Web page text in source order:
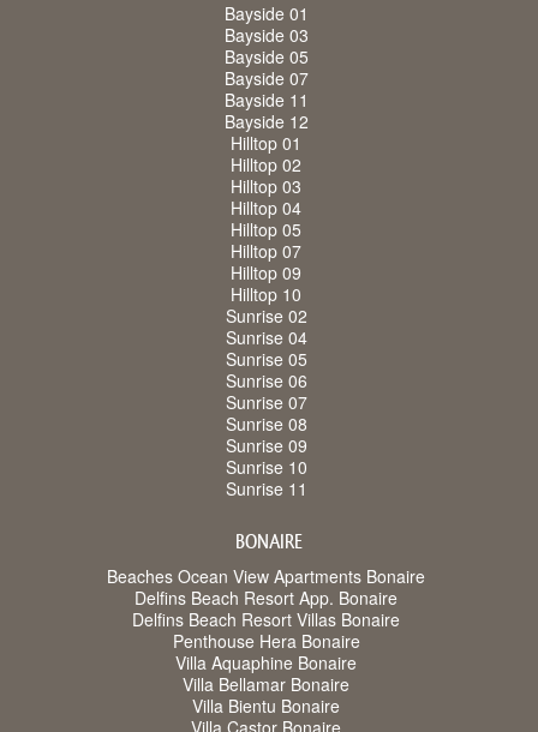
Bayside 01
Bayside 03
Bayside 05
Bayside 07
Bayside 11
Bayside 12
Hilltop 01
Hilltop 02
Hilltop 03
Hilltop 04
Hilltop 05
Hilltop 07
Hilltop 09
Hilltop 10
Sunrise 02
Sunrise 04
Sunrise 05
Sunrise 06
Sunrise 07
Sunrise 08
Sunrise 09
Sunrise 10
Sunrise 11
BONAIRE
Beaches Ocean View Apartments Bonaire
Delfins Beach Resort App. Bonaire
Delfins Beach Resort Villas Bonaire
Penthouse Hera Bonaire
Villa Aquaphine Bonaire
Villa Bellamar Bonaire
Villa Bientu Bonaire